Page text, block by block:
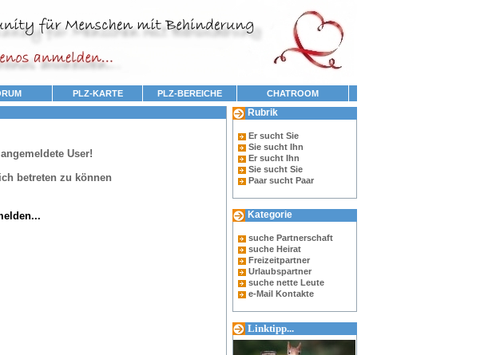
PLZ-KARTE PLZ-BEREICHE CHATROOM
User!
betreten zu können
Rubrik
Er sucht Sie
Sie sucht Ihn
Er sucht Ihn
Sie sucht Sie
Paar sucht Paar
Kategorie
suche Partnerschaft
suche Heirat
Freizeitpartner
Urlaubspartner
suche nette Leute
e-Mail Kontakte
Linktipp...